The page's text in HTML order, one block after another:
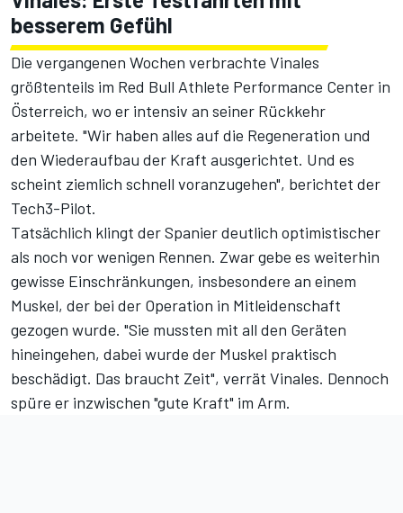
besserem Gefühl
Die vergangenen Wochen verbrachte Vinales
größtenteils im Red Bull Athlete Performance Center in
Österreich, wo er intensiv an seiner Rückkehr
arbeitete. "Wir haben alles auf die Regeneration und
den Wiederaufbau der Kraft ausgerichtet. Und es
scheint ziemlich schnell voranzugehen", berichtet der
Tech3-Pilot.
Tatsächlich klingt der Spanier deutlich optimistischer
als noch vor wenigen Rennen. Zwar gebe es weiterhin
gewisse Einschränkungen, insbesondere an einem
Muskel, der bei der Operation in Mitleidenschaft
gezogen wurde. "Sie mussten mit all den Geräten
hineingehen, dabei wurde der Muskel praktisch
beschädigt. Das braucht Zeit", verrät Vinales. Dennoch
spüre er inzwischen "gute Kraft" im Arm.